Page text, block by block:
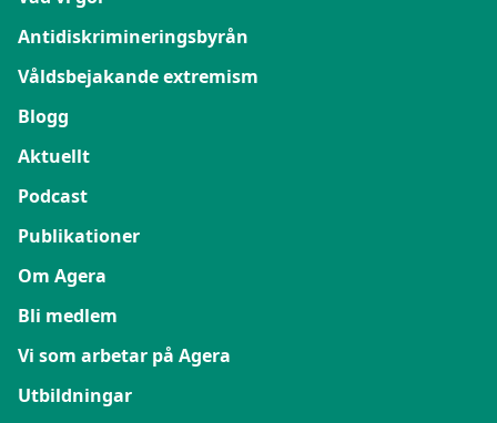
Antidiskrimineringsbyrån
Våldsbejakande extremism
Blogg
Aktuellt
Podcast
Publikationer
Om Agera
Bli medlem
Vi som arbetar på Agera
Utbildningar